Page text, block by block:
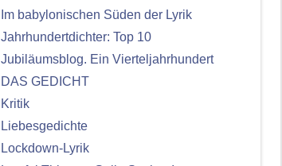
Im babylonischen Süden der Lyrik
Jahrhundertdichter: Top 10
Jubiläumsblog. Ein Vierteljahrhundert
DAS GEDICHT
Kritik
Liebesgedichte
Lockdown-Lyrik